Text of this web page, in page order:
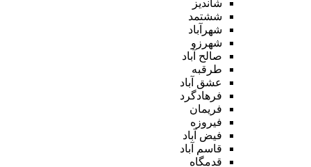
شاندیز
ششتمد
شهرآباد
شهرزو
صالح آباد
طرقبه
عشق آباد
فرهادگرد
فریمان
فیروزه
فیض آباد
قاسم آباد
قدمگاه